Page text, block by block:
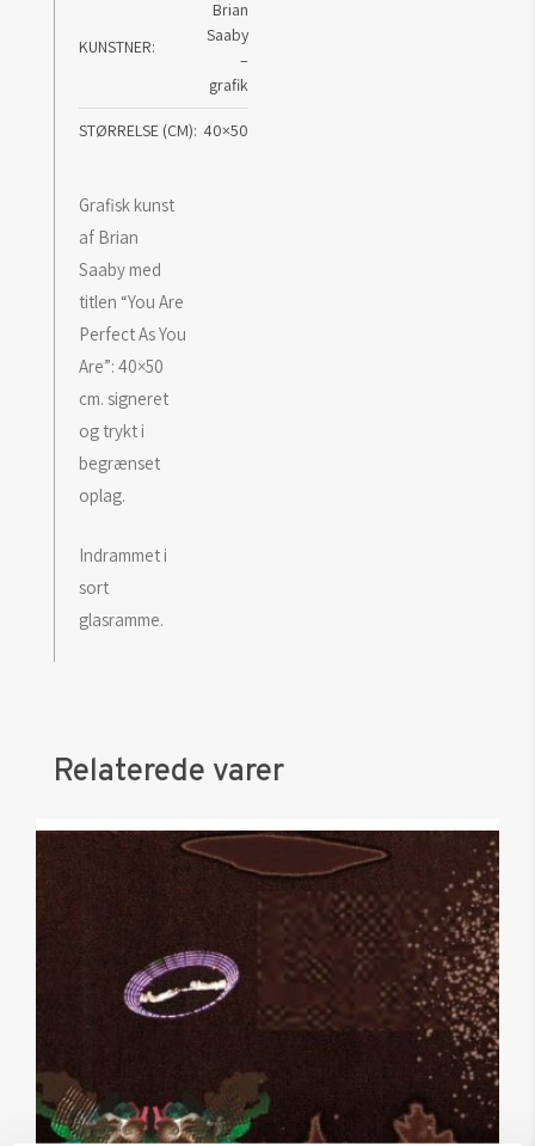
KUNSTNER
Brian
Saaby
–
grafik
STØRRELSE (CM) 40×50
Grafisk kunst
af Brian
Saaby med
titlen “You Are
Perfect As You
Are”: 40×50
cm. signeret
og trykt i
begrænset
oplag.
Indrammet i
sort
glasramme.
Relaterede varer